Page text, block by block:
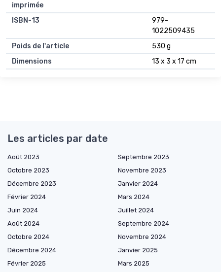
imprimée
ISBN-13
979-
1022509435
Poids de l'article
530 g
Dimensions
13 x 3 x 17 cm
Les articles par date
Août 2023
Septembre 2023
Octobre 2023
Novembre 2023
Décembre 2023
Janvier 2024
Février 2024
Mars 2024
Juin 2024
Juillet 2024
Août 2024
Septembre 2024
Octobre 2024
Novembre 2024
Décembre 2024
Janvier 2025
Février 2025
Mars 2025